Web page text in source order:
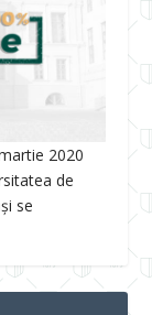
2020
de
se